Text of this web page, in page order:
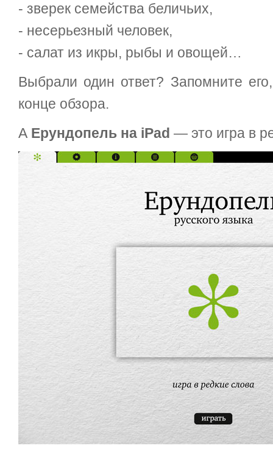
- зверек семейства беличьих,
- несерьезный человек,
- салат из икры, рыбы и овощей…
Выбрали один ответ? Запомните
конце обзора.
А Ерундопель на iPad — это игра в